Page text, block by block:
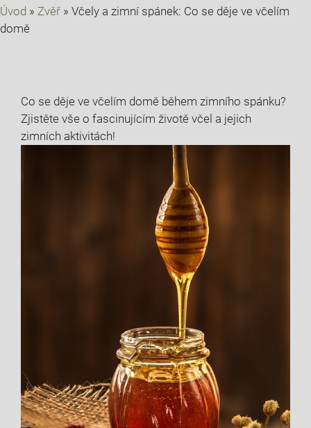
Úvod » Zvěř » Včely a zimní spánek: Co se děje ve včelím
domě
Co se děje ve včelím domě během zimního spánku?
Zjistěte vše o fascinujícím životě včel a jejich
zimních aktivitách!